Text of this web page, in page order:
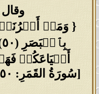
وقال
{ وَمَاۤ
أَشۡیَاعَكُمۡ
[سُورَةُ القَمَرِ: ٥٠-٥١]صدق الله العظيم